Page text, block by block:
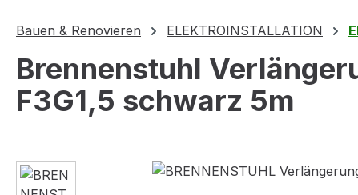
Bauen & Renovieren ELEKTROINSTALLATION
Brennenstuhl
F3G1,5 schwarz 5m
Bildergalerie überspringen